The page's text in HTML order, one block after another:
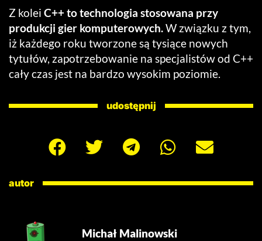
Z kolei C++ to technologia stosowana przy
produkcji gier komputerowych.W związku z tym,
iż każdego roku tworzone są tysiące nowych
tytułów, zapotrzebowanie na specjalistów od C++
cały czas jest na bardzo wysokim poziomie.
udostępnij
autor
Michał Malinowski